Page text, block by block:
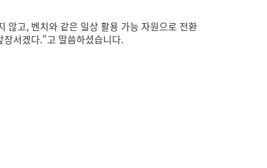
고, 벤치와 같은 일상 활용 가능 자원으로 전환
서겠다."고 말씀하셨습니다.